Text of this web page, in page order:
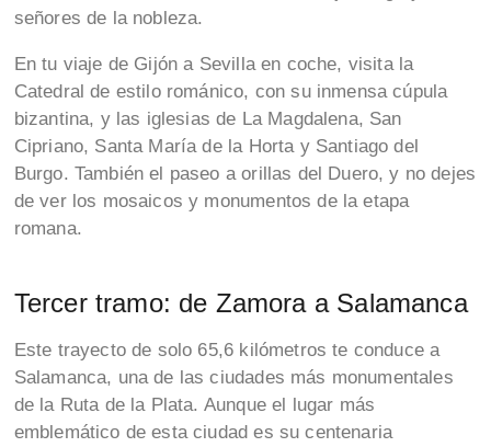
señores de la nobleza.
En tu viaje de Gijón a Sevilla en coche, visita la
Catedral de estilo románico, con su inmensa cúpula
bizantina, y las iglesias de La Magdalena, San
Cipriano, Santa María de la Horta y Santiago del
Burgo. También el paseo a orillas del Duero, y no dejes
de ver los mosaicos y monumentos de la etapa
romana.
Tercer tramo: de Zamora a Salamanca
Este trayecto de solo 65,6 kilómetros te conduce a
Salamanca, una de las ciudades más monumentales
de la Ruta de la Plata. Aunque el lugar más
emblemático de esta ciudad es su centenaria